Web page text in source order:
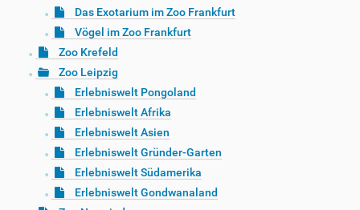
Das Exotarium im Zoo Frankfurt
Vögel im Zoo Frankfurt
Zoo Krefeld
Zoo Leipzig
Erlebniswelt Pongoland
Erlebniswelt Afrika
Erlebniswelt Asien
Erlebniswelt Gründer-Garten
Erlebniswelt Südamerika
Erlebniswelt Gondwanaland